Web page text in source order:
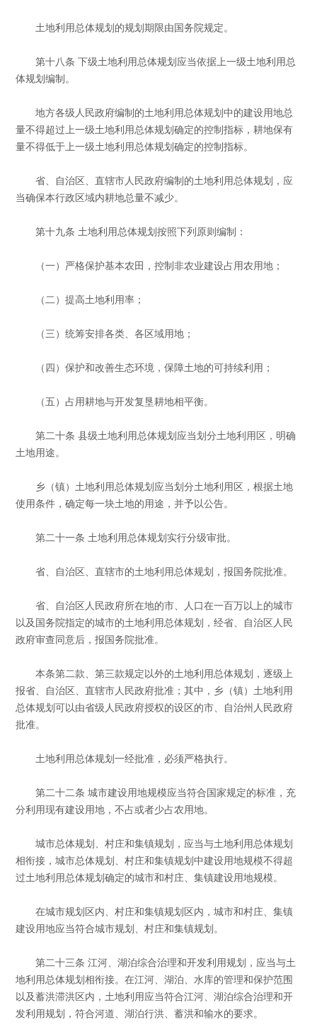
土地利用总体规划的规划期限由国务院规定。
第十八条 下级土地利用总体规划应当依据上一级土地利用总
体规划编制。
地方各级人民政府编制的土地利用总体规划中的建设用地总
量不得超过上一级土地利用总体规划确定的控制指标，耕地保有
量不得低于上一级土地利用总体规划确定的控制指标。
省、自治区、直辖市人民政府编制的土地利用总体规划，应
当确保本行政区域内耕地总量不减少。
第十九条 土地利用总体规划按照下列原则编制：
（一）严格保护基本农田，控制非农业建设占用农用地；
（二）提高土地利用率；
（三）统筹安排各类、各区域用地；
（四）保护和改善生态环境，保障土地的可持续利用；
（五）占用耕地与开发复垦耕地相平衡。
第二十条 县级土地利用总体规划应当划分土地利用区，明确
土地用途。
乡（镇）土地利用总体规划应当划分土地利用区，根据土地
使用条件，确定每一块土地的用途，并予以公告。
第二十一条 土地利用总体规划实行分级审批。
省、自治区、直辖市的土地利用总体规划，报国务院批准。
省、自治区人民政府所在地的市、人口在一百万以上的城市
以及国务院指定的城市的土地利用总体规划，经省、自治区人民
政府审查同意后，报国务院批准。
本条第二款、第三款规定以外的土地利用总体规划，逐级上
报省、自治区、直辖市人民政府批准；其中，乡（镇）土地利用
总体规划可以由省级人民政府授权的设区的市、自治州人民政府
批准。
土地利用总体规划一经批准，必须严格执行。
第二十二条 城市建设用地规模应当符合国家规定的标准，充
分利用现有建设用地，不占或者少占农用地。
城市总体规划、村庄和集镇规划，应当与土地利用总体规划
相衔接，城市总体规划、村庄和集镇规划中建设用地规模不得超
过土地利用总体规划确定的城市和村庄、集镇建设用地规模。
在城市规划区内、村庄和集镇规划区内，城市和村庄、集镇
建设用地应当符合城市规划、村庄和集镇规划。
第二十三条 江河、湖泊综合治理和开发利用规划，应当与土
地利用总体规划相衔接。在江河、湖泊、水库的管理和保护范围
以及蓄洪滞洪区内，土地利用应当符合江河、湖泊综合治理和开
发利用规划，符合河道、湖泊行洪、蓄洪和输水的要求。